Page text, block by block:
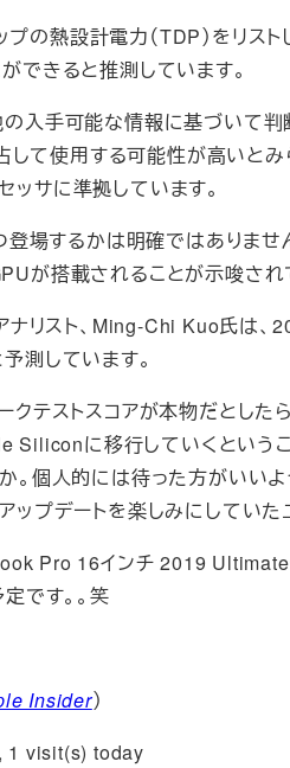
の熱設計電力（TDP）をリス
できると推測しています。
入手可能な情報に基づいて
して使用する可能性が高いと
サに準拠しています。
場するかは明確ではありませ
が搭載されることが示唆され
リスト、Ming-Chi Kuo氏は、
測しています。
クテストスコアが本物だとし
Siliconに移行していくという
。個人的には待った方がいい
ップデートを楽しみにしていた
Pro 16インチ 2019
です。。笑
Insider）
1 visit(s) today